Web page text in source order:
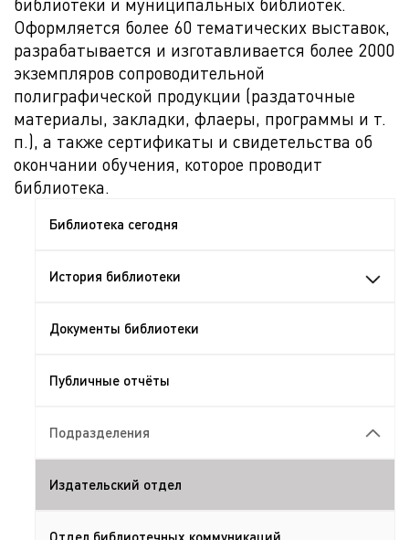
Оформляется более 60 тематических выставок,
разрабатывается и изготавливается более 2000
экземпляров сопроводительной
полиграфической продукции (раздаточные
материалы, закладки, флаеры, программы и т.
п.), а также сертификаты и свидетельства об
окончании обучения, которое проводит
библиотека.
Библиотека сегодня
История библиотеки
Документы библиотеки
Публичные отчёты
Подразделения
Издательский отдел
Отдел библиотечных коммуникаций